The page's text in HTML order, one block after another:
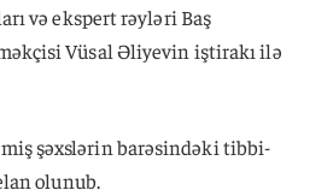
və ekspert rəyləri Baş
Vüsal Əliyevin iştirakı ilə
şəxslərin barəsindəki tibbi-
olunub.